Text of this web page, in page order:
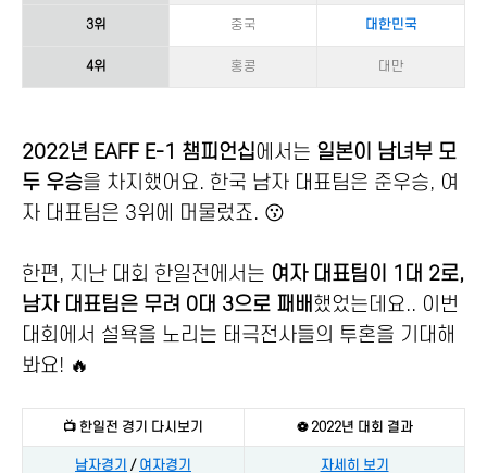
3위 중국 대한민국
4위 홍콩 대만
2022년 EAFF E-1 챔피언십에서는 일본이 남녀부 모
두 우승을 차지했어요. 한국 남자 대표팀은 준우승, 여
자 대표팀은 3위에 머물렀죠. 😗
한편, 지난 대회 한일전에서는 여자 대표팀이 1대 2로,
남자 대표팀은 무려 0대 3으로 패배 했었는데요.. 이번
대회에서 설욕을 노리는 태극전사들의 투혼을 기대해
봐요! 🔥
📺 한일전 경기 다시보기 ⚽ 2022년 대회 결과
남자경기 / 여자경기 자세히 보기